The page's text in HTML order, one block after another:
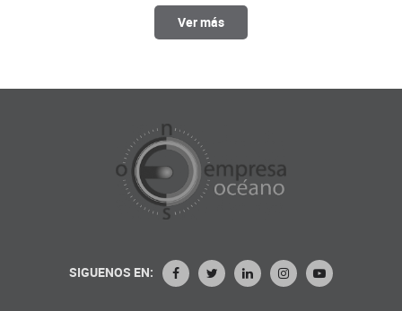
Ver más
SIGUENOS EN: